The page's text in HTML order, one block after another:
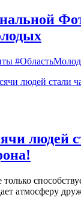
людей
атмосферу